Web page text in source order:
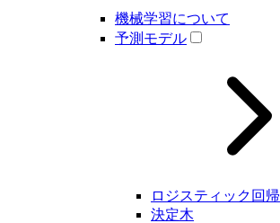
機械学習について
予測モデル
ロジスティック回帰
決定木